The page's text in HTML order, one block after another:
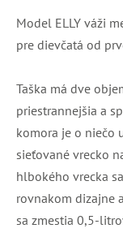
Model ELLY váži
pre dievčatá od
Taška má dve
priestrannejšia a
komora je o niečo
sieťované vrecko
hlbokého vrecka
rovnakom dizajne
sa zmestia 0,5-